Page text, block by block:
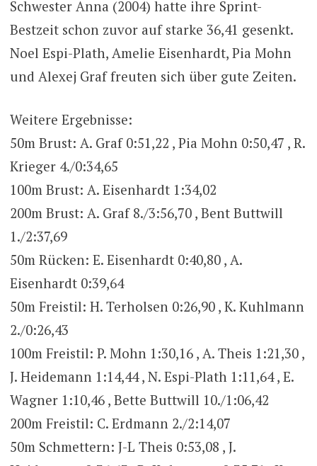
Schwester Anna (2004) hatte ihre Sprint-
Bestzeit schon zuvor auf starke 36,41 gesenkt.
Noel Espi-Plath, Amelie Eisenhardt, Pia Mohn
und Alexej Graf freuten sich über gute Zeiten.
Weitere Ergebnisse:
50m Brust: A. Graf 0:51,22 , Pia Mohn 0:50,47 , R.
Krieger 4./0:34,65
100m Brust: A. Eisenhardt 1:34,02
200m Brust: A. Graf 8./3:56,70 , Bent Buttwill
1./2:37,69
50m Rücken: E. Eisenhardt 0:40,80 , A.
Eisenhardt 0:39,64
50m Freistil: H. Terholsen 0:26,90 , K. Kuhlmann
2./0:26,43
100m Freistil: P. Mohn 1:30,16 , A. Theis 1:21,30 ,
J. Heidemann 1:14,44 , N. Espi-Plath 1:11,64 , E.
Wagner 1:10,46 , Bette Buttwill 10./1:06,42
200m Freistil: C. Erdmann 2./2:14,07
50m Schmettern: J-L Theis 0:53,08 , J.